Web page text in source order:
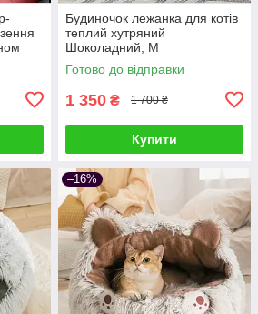
Будиночок лежанка для котів
теплий хутряний
Шоколадний, M
Готово до відправки
1 350 ₴ 1 700 ₴
Купити
–16%